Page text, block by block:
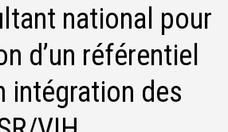
national pour
d’un référentiel
intégration des